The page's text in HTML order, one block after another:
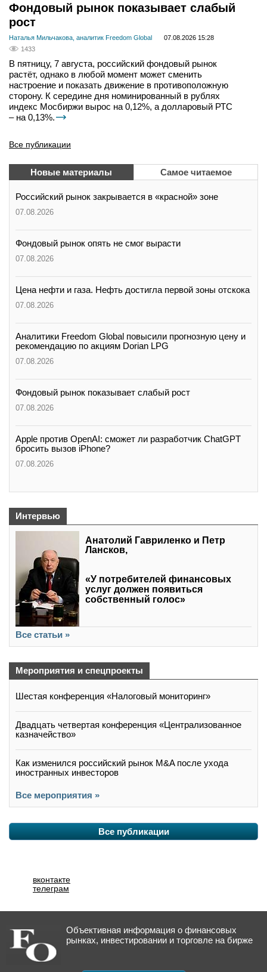
Фондовый рынок показывает слабый
рост
Наталья Мильчакова, аналитик Freedom Global
07.08.2026 15:28
1433
В пятницу, 7 августа, российский фондовый рынок
растёт, однако в любой момент может сменить
настроение и показать движение в противоположную
сторону. К середине дня номинированный в рублях
индекс Мосбиржи вырос на 0,12%, а долларовый РТС
– на 0,13%.
Все публикации
Новые материалы Самое читаемое
Российский рынок закрывается в «красной» зоне
07.08.2026
Фондовый рынок опять не смог вырасти
07.08.2026
Цена нефти и газа. Нефть достигла первой зоны отскока
07.08.2026
Аналитики Freedom Global повысили прогнозную цену и
рекомендацию по акциям Dorian LPG
07.08.2026
Фондовый рынок показывает слабый рост
07.08.2026
Apple против OpenAI: сможет ли разработчик ChatGPT
бросить вызов iPhone?
07.08.2026
Интервью
Анатолий Гавриленко и Петр
Лансков,
«У потребителей финансовых
услуг должен появиться
собственный голос»
Все статьи »
Мероприятия и спецпроекты
Шестая конференция «Налоговый мониторинг»
Двадцать четвертая конференция «Централизованное
казначейство»
Как изменился российский рынок M&A после ухода
иностранных инвесторов
Все мероприятия »
Все публикации
вконтакте
телеграм
Объективная информация о финансовых
рынках, инвестировании и торговле на бирже